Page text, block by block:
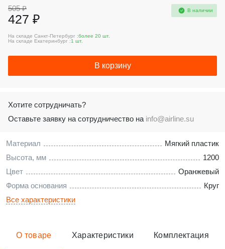
Материал
Мягкий пластик
Высота, мм
1200
Цвет
Оранжевый
Форма основания
Круг
Все характеристики
505 ₽
427 ₽
В наличии
На складе Санкт-Петербург :более 20 шт.
На складе Екатеринбург :1 шт.
В корзину
Хотите сотрудничать?
Оставьте заявку на сотрудничество на info@airline.su
О товаре Характеристики Комплектация